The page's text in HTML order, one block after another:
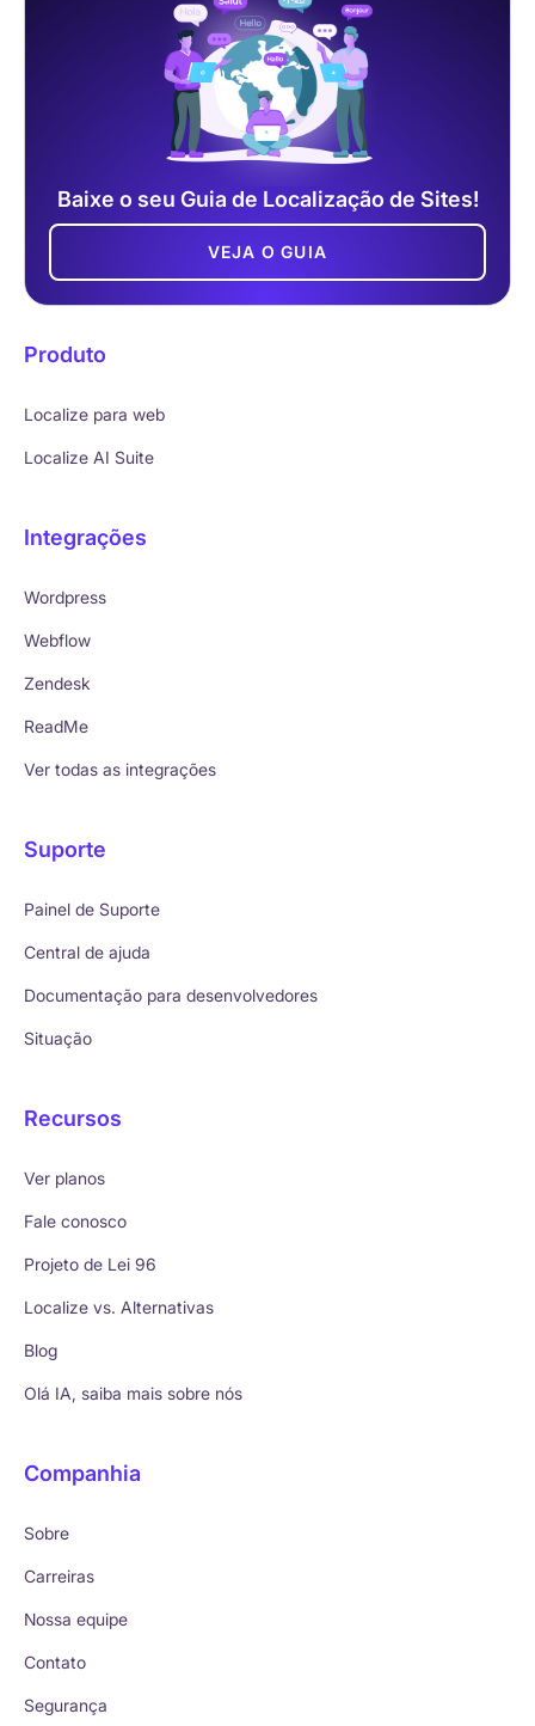
Baixe o seu Guia de Localização de Sites!
VEJA O GUIA
Produto
Localize para web
Localize AI Suite
Integrações
Wordpress
Webflow
Zendesk
ReadMe
Ver todas as integrações
Suporte
Painel de Suporte
Central de ajuda
Documentação para desenvolvedores
Situação
Recursos
Ver planos
Fale conosco
Projeto de Lei 96
Localize vs. Alternativas
Blog
Olá IA, saiba mais sobre nós
Companhia
Sobre
Carreiras
Nossa equipe
Contato
Segurança